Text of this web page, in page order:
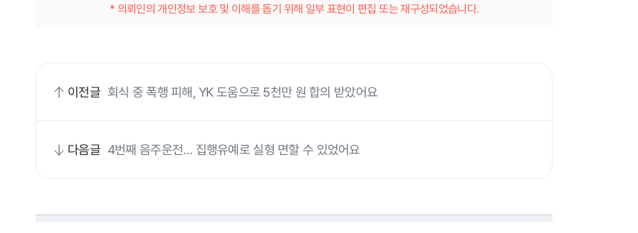
* 의뢰인의 개인정보 보호 및 이해를 돕기 위해 일부 표현이 편집 또는 재구성되었습니다.
이전글 회식 중 폭행 피해, YK 도움으로 5천만 원 합의 받았어요
다음글 4번째 음주운전… 집행유예로 실형 면할 수 있었어요